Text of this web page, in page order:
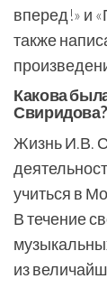
вперед!» и
также
Какова
Свиридова?
Жизнь И.В.
учиться в
В течение
из